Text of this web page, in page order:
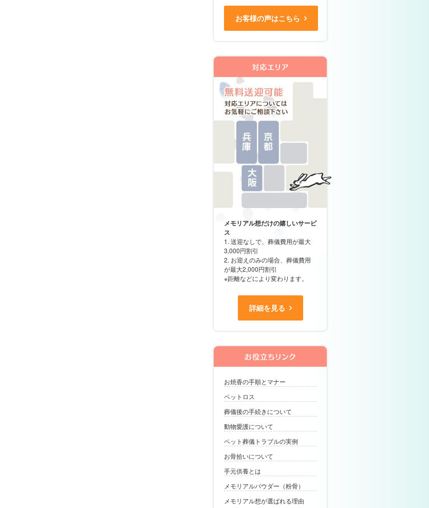
お客様の声はこちら
メモリアル想だけの嬉しいサービ
ス
1. 送迎なしで、葬儀費用が最大
3,000円割引
2. お迎えのみの場合、葬儀費用
が最大2,000円割引
※距離などにより変わります。
詳細を見る
お焼香の手順とマナー
ペットロス
葬儀後の手続きについて
動物愛護について
ペット葬儀トラブルの実例
お骨拾いについて
手元供養とは
メモリアルパウダー（粉骨）
メモリアル想が選ばれる理由